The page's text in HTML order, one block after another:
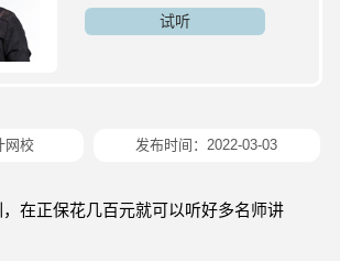
试听
网校 发布时间：2022-03-03
在正保花几百元就可以听好多名师讲